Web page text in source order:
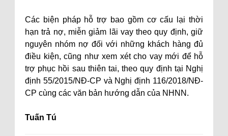
Các biện pháp hỗ trợ bao gồm cơ cấu lại thời
hạn trả nợ, miễn giảm lãi vay theo quy định, giữ
nguyên nhóm nợ đối với những khách hàng đủ
điều kiện, cũng như xem xét cho vay mới để hỗ
trợ phục hồi sau thiên tai, theo quy định tại Nghị
định 55/2015/NĐ-CP và Nghị định 116/2018/NĐ-
CP cùng các văn bản hướng dẫn của NHNN.
Tuấn Tú